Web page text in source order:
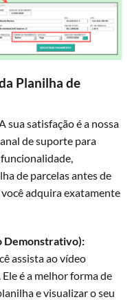
Planilha de
A sua satisfação é a nossa
de suporte para
de parcelas antes de
adquira exatamente
Demonstrativo):
assista ao vídeo
é a melhor forma de
e visualizar o seu